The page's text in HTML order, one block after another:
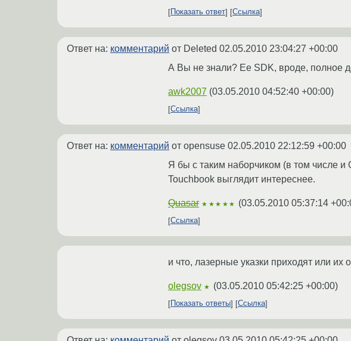
Показать ответ Ссылка
Ответ на: комментарий от Deleted 02.05.2010 23:04:27 +00:00
А Вы не знали? Ее SDK, вроде, полное
awk2007 (03.05.2010 04:52:40 +00:00)
Ссылка
Ответ на: комментарий от opensuse 02.05.2010 22:12:59 +00:00
Я бы с таким наборчиком (в том числе и
Touchbook выглядит интереснее.
Quasar ★★★★★ (03.05.2010 05:37:14
Ссылка
и что, лазерные указки приходят или
olegsov ★ (03.05.2010 05:42:25 +00:00)
Показать ответы Ссылка